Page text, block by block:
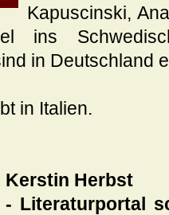
Kapuscinski,
ins
in Deutschland
in Italien.
Kerstin Herbst
Literaturportal